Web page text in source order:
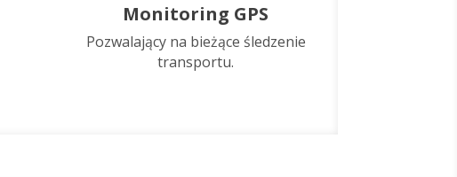
Monitoring GPS
Pozwalający na bieżące śledzenie
transportu.